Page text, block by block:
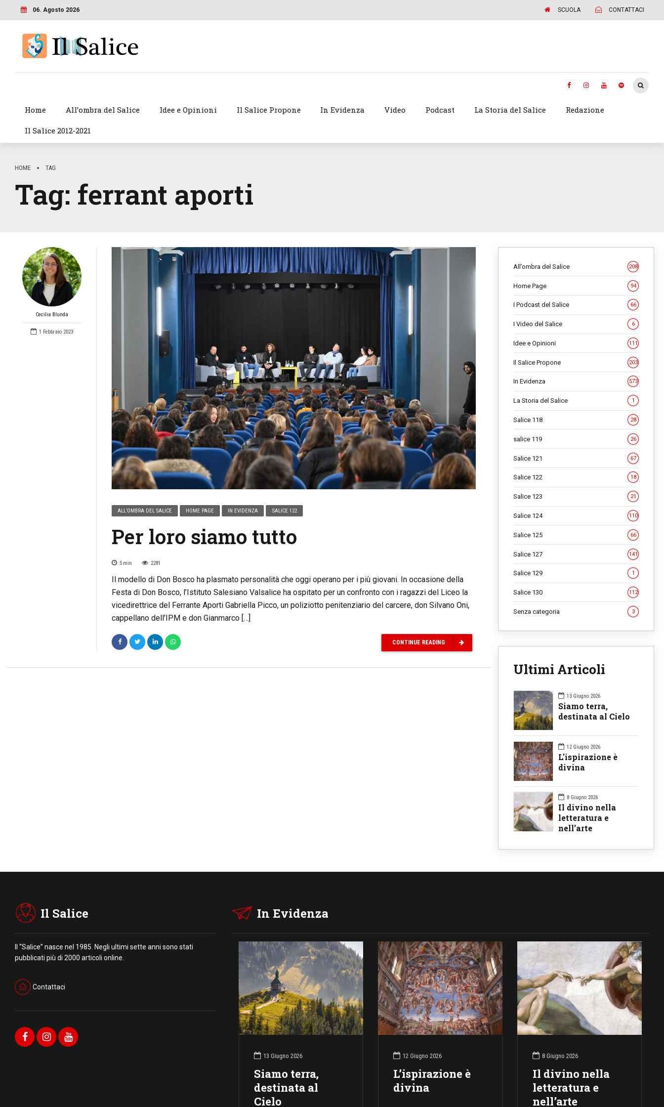
06. Agosto 2026 SCUOLA CONTATTACI
Home All’ombra del Salice Idee e Opinioni Il Salice Propone In Evidenza Video Podcast La Storia del Salice Redazione
Il Salice 2012-2021
HOME TAG
Tag: ferrant aporti
Cecilia Blunda
1 Febbraio 2023
ALL’OMBRA DEL SALICE HOME PAGE IN EVIDENZA SALICE 122
Per loro siamo tutto
5 min 2281
Il modello di Don Bosco ha plasmato personalità che oggi operano per i più giovani. In occasione della
Festa di Don Bosco, l’Istituto Salesiano Valsalice ha ospitato per un confronto con i ragazzi del Liceo la
vicedirettrice del Ferrante Aporti Gabriella Picco, un poliziotto penitenziario del carcere, don Silvano Oni,
cappellano dell’IPM e don Gianmarco […]
CONTINUE READING
All’ombra del Salice 208
Home Page 94
I Podcast del Salice 66
I Video del Salice 6
Idee e Opinioni 111
Il Salice Propone 203
In Evidenza 573
La Storia del Salice 1
Salice 118 28
salice 119 26
Salice 121 67
Salice 122 18
Salice 123 21
Salice 124 110
Salice 125 66
Salice 127 141
Salice 129 1
Salice 130 112
Senza categoria 3
Ultimi Articoli
13 Giugno 2026
Siamo terra,
destinata al Cielo
12 Giugno 2026
L'ispirazione è
divina
8 Giugno 2026
Il divino nella
letteratura e
nell’arte
Il Salice
Il “Salice” nasce nel 1985. Negli ultimi sette anni sono stati
pubblicati più di 2000 articoli online.
Contattaci
In Evidenza
13 Giugno 2026
Siamo terra,
destinata al
Cielo
12 Giugno 2026
L’ispirazione è
divina
8 Giugno 2026
Il divino nella
letteratura e
nell’arte